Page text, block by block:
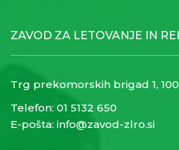
ZAVOD ZA LETOVANJE IN
Trg prekomorskih brigad 1,
Telefon: 01 5132 650
E-pošta: info@zavod-zlro.si